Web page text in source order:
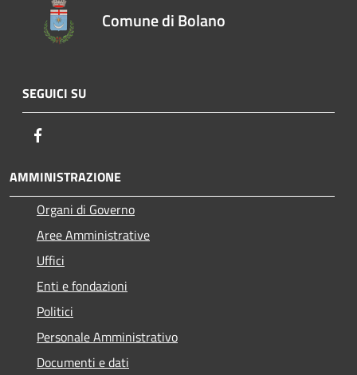
Comune di Bolano
SEGUICI SU
AMMINISTRAZIONE
Organi di Governo
Aree Amministrative
Uffici
Enti e fondazioni
Politici
Personale Amministrativo
Documenti e dati